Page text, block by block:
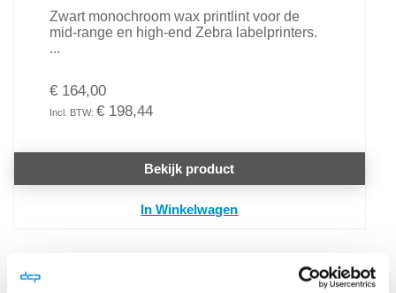
Zwart monochroom wax printlint voor de
mid-range en high-end Zebra labelprinters.
...
€ 164,00
€ 198,44
Bekijk product
In Winkelwagen